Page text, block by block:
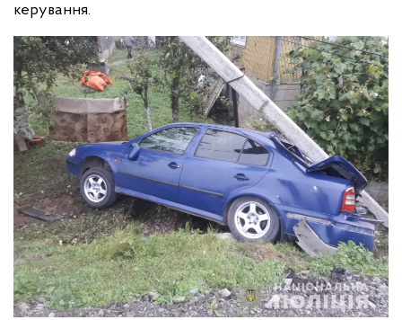
керування.